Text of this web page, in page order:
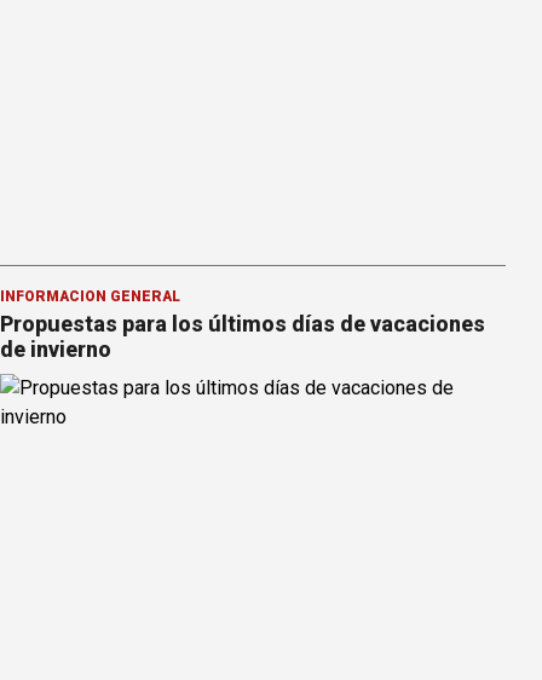
INFORMACION GENERAL
Propuestas para los últimos días de vacaciones
de invierno